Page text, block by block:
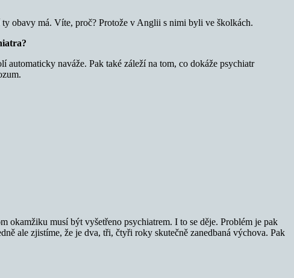
obavy má. Víte, proč? Protože v Anglii s nimi byli ve školkách.
automaticky naváže. Pak také záleží na tom, co dokáže psychiatr
okamžiku musí být vyšetřeno psychiatrem. I to se děje. Problém je pak
ale zjistíme, že je dva, tři, čtyři roky skutečně zanedbaná výchova. Pak